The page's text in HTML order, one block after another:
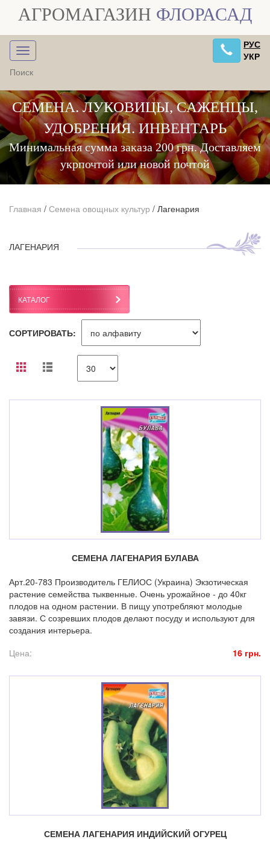
АГРОМАГАЗИН ФЛОРАСАД
РУС
УКР
СЕМЕНА. ЛУКОВИЦЫ, САЖЕНЦЫ,
УДОБРЕНИЯ. ИНВЕНТАРЬ
Минимальная сумма заказа 200 грн. Доставляем
укрпочтой или новой почтой
Главная / Семена овощных культур / Лагенария
ЛАГЕНАРИЯ
КАТАЛОГ
СОРТИРОВАТЬ:
СЕМЕНА ЛАГЕНАРИЯ БУЛАВА
Арт.20-783 Производитель ГЕЛИОС (Украина) Экзотическая
растение семейства тыквенные. Очень урожайное - до 40кг
плодов на одном растении. В пищу употребляют молодые
завязи. С созревших плодов делают посуду и используют для
создания интерьера.
Цена:
16 грн.
СЕМЕНА ЛАГЕНАРИЯ ИНДИЙСКИЙ ОГУРЕЦ